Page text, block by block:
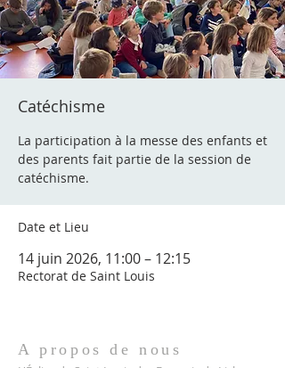
Catéchisme
La participation à la messe des enfants et
des parents fait partie de la session de
catéchisme.
Date et Lieu
14 juin 2026, 11:00 – 12:15
Rectorat de Saint Louis
A propos de nous